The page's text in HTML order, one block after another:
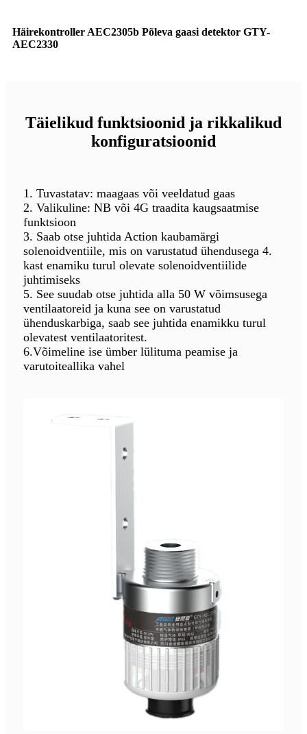
Häirekontroller AEC2305b Põleva gaasi detektor GTY-
AEC2330
Täielikud funktsioonid ja rikkalikud
konfiguratsioonid
1. Tuvastatav: maagaas või veeldatud gaas
2. Valikuline: NB või 4G traadita kaugsaatmise
funktsioon
3. Saab otse juhtida Action kaubamärgi
solenoidventiile, mis on varustatud ühendusega 4.
kast enamiku turul olevate solenoidventiilide
juhtimiseks
5. See suudab otse juhtida alla 50 W võimsusega
ventilaatoreid ja kuna see on varustatud
ühenduskarbiga, saab see juhtida enamikku turul
olevatest ventilaatoritest.
6.Võimeline ise ümber lülituma peamise ja
varutoiteallika vahel